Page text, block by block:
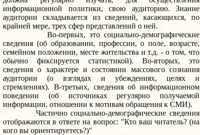
информационной политики, свою аудиторию. Знание
аудитории складывается из сведений, касающихся, по
крайней мере, трех сфер представлений о ней.
Во-первых, это социально-демографические
сведения (об образовании, профессии, о поле, возрасте,
семейном положении, месте жительства и т.д. - о том, что
обычно фиксируется статистикой). Во-вторых, это
сведения о характере и состоянии массового сознания
аудитории (о взглядах и убеждениях, целях и
стремлениях). В-третьих, сведения об информационном
поведении (об источниках регулярно получаемой
информации, отношении к мотивам обращения к СМИ).
Частично социально-демографические сведения
отображаются в ответе на вопрос: "Кто ваш читатель? (на
кого вы ориентируетесь?)"